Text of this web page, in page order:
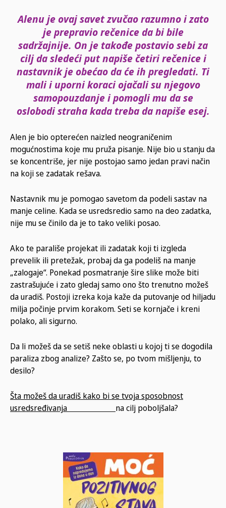
Alenu je ovaj savet zvučao razumno i zato
je prepravio rečenice da bi bile
sadržajnije. On je takođe postavio sebi za
cilj da sledeći put napiše četiri rečenice i
nastavnik je obećaodaćeih pregledati. Ti
mali iuporni koraci ojačali su njegovo
samopouzdanje i pomogli mu da se
oslobodi straha kada treba da napiše esej.
Alen je bio opterećen naizled neograničenim
mogućnostima koje mu pruža pisanje. Nije bio u stanju da
se koncentriše, jer nije postojao samo jedan pravi način
na koji se zadatak rešava.
Nastavnik mu je pomogao savetom da podeli sastav na
manje celine. Kada se usredsredio samo na deo zadatka,
nije mu se činilo da je to tako veliki posao.
Ako te parališe projekat ili zadatak koji ti izgleda
prevelik ili pretežak, probaj da ga podeliš na manje
„zalogaje“. Ponekad posmatranje šire slike može biti
zastrašujuće i zato gledaj samo ono što trenutno možeš
da uradiš. Postoji izreka koja kaže da putovanje od hiljadu
milja počinje prvim korakom. Seti se kornjače i kreni
polako, ali sigurno.
Da li možeš da se setiš neke oblasti u kojoj ti se dogodila
paraliza zbog analize? Zašto se, po tvom mišljenju, to
desilo?
Šta možeš da uradiš kako bi se tvoja sposobnost
usredsređivanja
na cilj poboljšala?